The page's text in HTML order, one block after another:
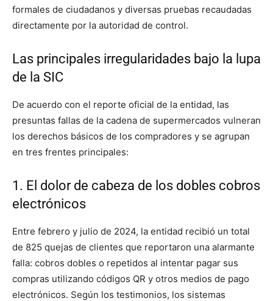
formales de ciudadanos y diversas pruebas recaudadas
directamente por la autoridad de control.
Las principales irregularidades bajo la lupa
de la SIC
De acuerdo con el reporte oficial de la entidad, las
presuntas fallas de la cadena de supermercados vulneran
los derechos básicos de los compradores y se agrupan
en tres frentes principales:
1. El dolor de cabeza de los dobles cobros
electrónicos
Entre febrero y julio de 2024, la entidad recibió un total
de 825 quejas de clientes que reportaron una alarmante
falla: cobros dobles o repetidos al intentar pagar sus
compras utilizando códigos QR y otros medios de pago
electrónicos. Según los testimonios, los sistemas